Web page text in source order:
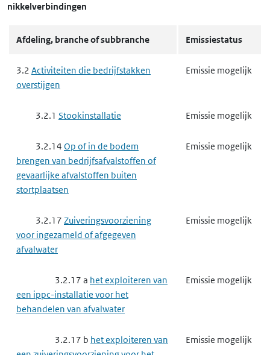
nikkelverbindingen
Afdeling, branche of subbranche Emissiestatus
3.2 Activiteiten die bedrijfstakken
overstijgen
Emissie mogelijk
3.2.1 Stookinstallatie Emissie mogelijk
3.2.14 Op of in de bodem
brengen van bedrijfsafvalstoffen of
gevaarlijke afvalstoffen buiten
stortplaatsen
Emissie mogelijk
3.2.17 Zuiveringsvoorziening
voor ingezameld of afgegeven
afvalwater
Emissie mogelijk
3.2.17 a het exploiteren van
een ippc-installatie voor het
behandelen van afvalwater
Emissie mogelijk
3.2.17 b het exploiteren van
Emissie mogelijk